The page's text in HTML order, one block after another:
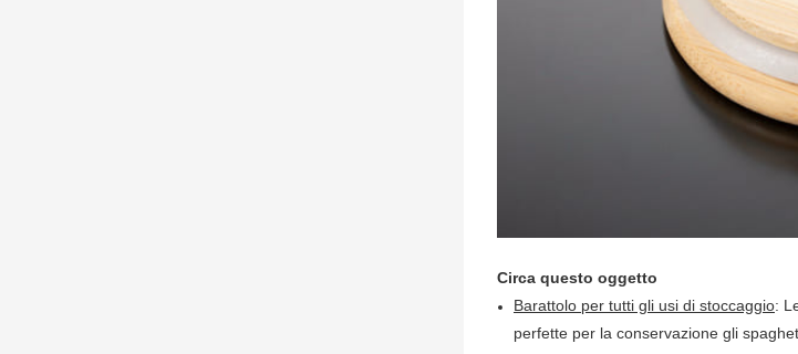
Circa questo oggetto
Barattolo per tutti gli usi di stoccaggio:
perfette per la conservazione gli